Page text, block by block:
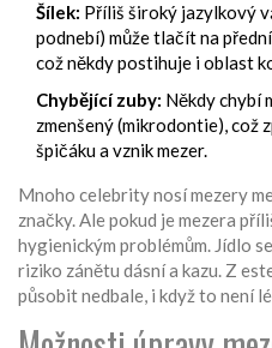
Šílek: Příliš široký jazylkový
podnebí) může tlačít na
což někdy postihuje i oblast
Chybějící zuby: Někdy chybí
zmenšený (mikrodontie), což
špičáku a vznik mezer.
Mnoho celebrity nosí mezery
značky. Ale pokud je mezera
hygienickým problémům. Jídlo
riziko zánětu dásní a kazu. Z
působit nedbale, i když to není